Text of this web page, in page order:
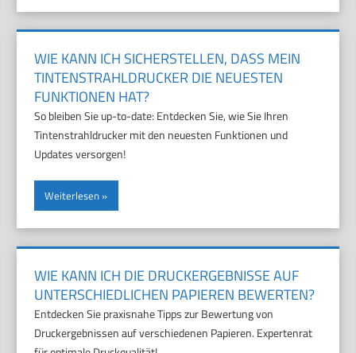
WIE KANN ICH SICHERSTELLEN, DASS MEIN
TINTENSTRAHLDRUCKER DIE NEUESTEN
FUNKTIONEN HAT?
So bleiben Sie up-to-date: Entdecken Sie, wie Sie Ihren
Tintenstrahldrucker mit den neuesten Funktionen und
Updates versorgen!
Weiterlesen
WIE KANN ICH DIE DRUCKERGEBNISSE AUF
UNTERSCHIEDLICHEN PAPIEREN BEWERTEN?
Entdecken Sie praxisnahe Tipps zur Bewertung von
Druckergebnissen auf verschiedenen Papieren. Expertenrat